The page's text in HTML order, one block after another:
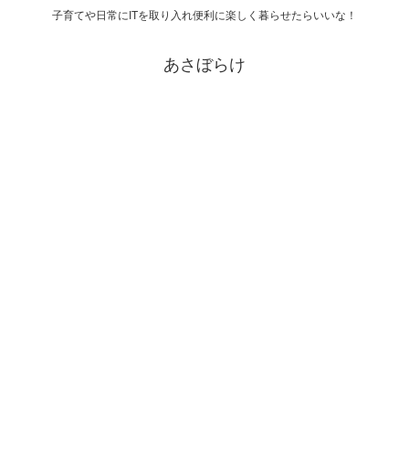
子育てや日常にITを取り入れ便利に楽しく暮らせたらいいな！
あさぼらけ